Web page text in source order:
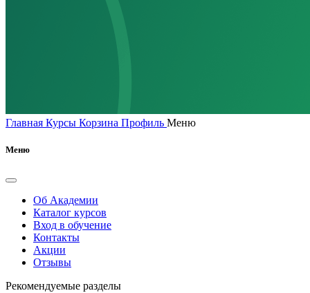
Главная Курсы Корзина Профиль Меню
Меню
Об Академии
Каталог курсов
Вход в обучение
Контакты
Акции
Отзывы
Рекомендуемые разделы